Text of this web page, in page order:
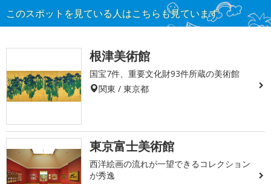
このスポットを見ている人はこちらも見ています
根津美術館
国宝7件、重要文化財93件所蔵の美術館
関東 / 東京都
東京富士美術館
西洋絵画の流れが一望できるコレクション
が秀逸